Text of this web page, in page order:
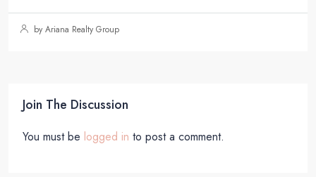
by Ariana Realty Group
Join The Discussion
You must be logged in to post a comment.